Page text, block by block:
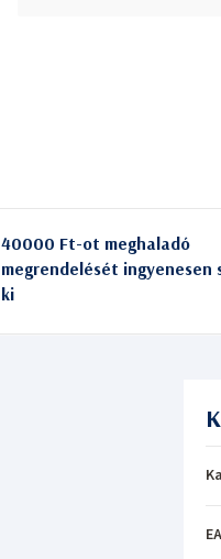
40000 Ft-ot meghaladó
megrendelését ingyenesen
ki